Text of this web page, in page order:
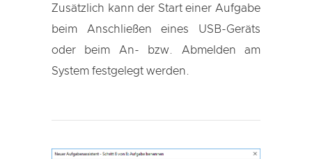
Zusätzlich kann der Start einer Aufgabe
beim Anschließen eines USB-Geräts
oder beim An- bzw. Abmelden am
System festgelegt werden.